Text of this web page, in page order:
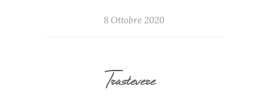
8 Ottobre 2020
Trastevere